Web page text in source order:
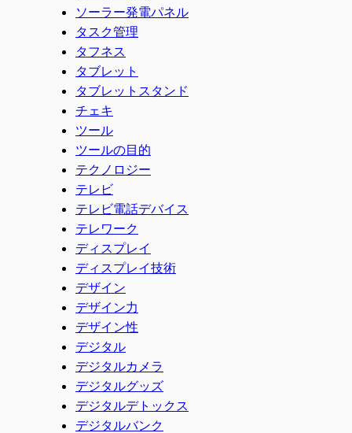
ソーラー発電パネル
タスク管理
タフネス
タブレット
タブレットスタンド
チェキ
ツール
ツールの目的
テクノロジー
テレビ
テレビ電話デバイス
テレワーク
ディスプレイ
ディスプレイ技術
デザイン
デザイン力
デザイン性
デジタル
デジタルカメラ
デジタルグッズ
デジタルデトックス
デジタルバンク